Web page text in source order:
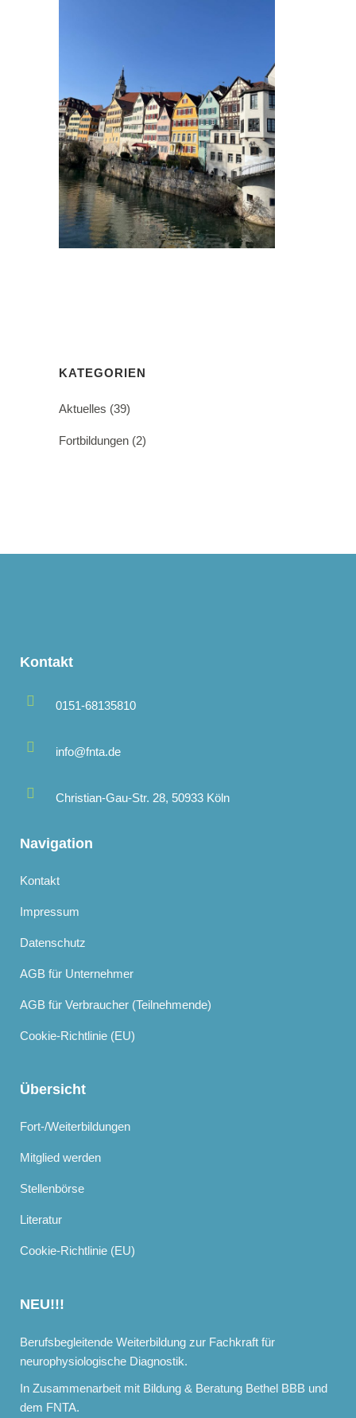
KATEGORIEN
Aktuelles (39)
Fortbildungen (2)
Kontakt
0151-68135810
info@fnta.de
Christian-Gau-Str. 28, 50933 Köln
Navigation
Kontakt
Impressum
Datenschutz
AGB für Unternehmer
AGB für Verbraucher (Teilnehmende)
Cookie-Richtlinie (EU)
Übersicht
Fort-/Weiterbildungen
Mitglied werden
Stellenbörse
Literatur
Cookie-Richtlinie (EU)
NEU!!!
Berufsbegleitende Weiterbildung zur Fachkraft für
neurophysiologische Diagnostik.
In Zusammenarbeit mit Bildung & Beratung Bethel BBB und
dem FNTA.